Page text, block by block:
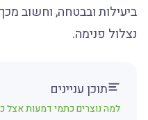
ביעילות ובבטחה, וחשוב
נצלול פנימה.
תוכן עניינים
למה נוצרים כתמי דמעות אצל